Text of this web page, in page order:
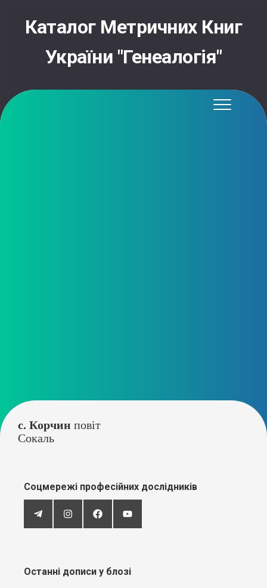
contentКаталог Метричних Книг
України "Генеалогія"
с. Корчин повіт
Сокаль
Соцмережі професійних дослідників
Останні дописи у блозі